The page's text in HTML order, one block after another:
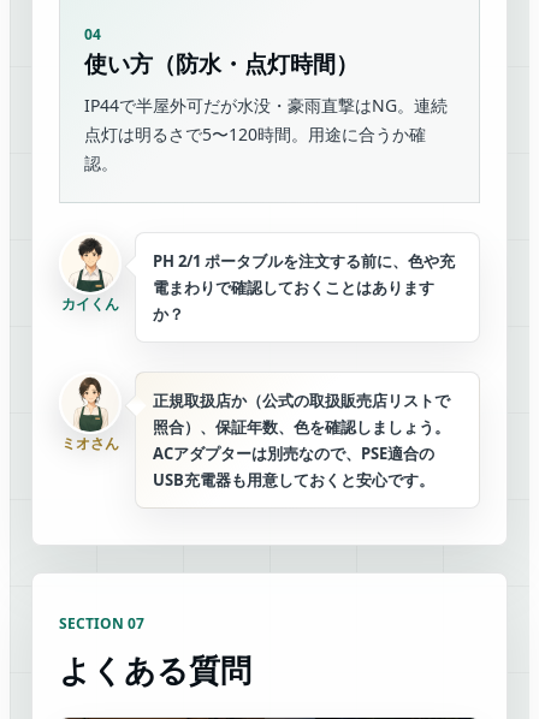
04
使い方（防水・点灯時間）
IP44で半屋外可だが水没・豪雨直撃はNG。連続
点灯は明るさで5〜120時間。用途に合うか確
認。
カイくん
PH 2/1 ポータブルを注文する前に、色や充
電まわりで確認しておくことはあります
か？
ミオさん
正規取扱店か（公式の取扱販売店リストで
照合）、保証年数、色を確認しましょう。
ACアダプターは別売なので、PSE適合の
USB充電器も用意しておくと安心です。
SECTION 07
よくある質問